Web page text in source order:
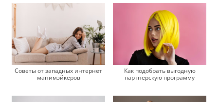
Советы от западных интернет
манимэйкеров
Как подобрать выгодную
партнерскую программу